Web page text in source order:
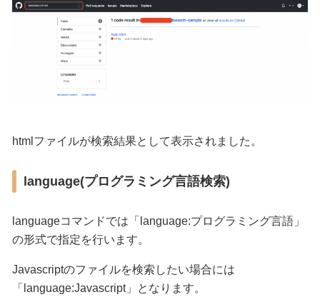
htmlファイルが検索結果として表示されました。
language(プログラミング言語検索)
languageコマンドでは「language:プログラミング言語」
の形式で指定を行います。
Javascriptのファイルを検索したい場合には
「language:Javascript」となります。